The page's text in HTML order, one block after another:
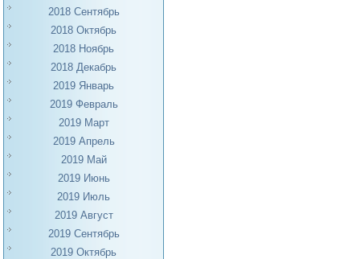
2018 Сентябрь
2018 Октябрь
2018 Ноябрь
2018 Декабрь
2019 Январь
2019 Февраль
2019 Март
2019 Апрель
2019 Май
2019 Июнь
2019 Июль
2019 Август
2019 Сентябрь
2019 Октябрь